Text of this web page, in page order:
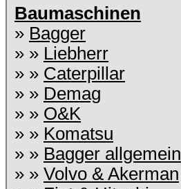
Baumaschinen
» Bagger
» » Liebherr
» » Caterpillar
» » Demag
» » O&K
» » Komatsu
» » Bagger allgemein
» » Volvo & Akerman